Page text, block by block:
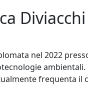
Diviacchi
nel 2022
ambientali.
frequenta il